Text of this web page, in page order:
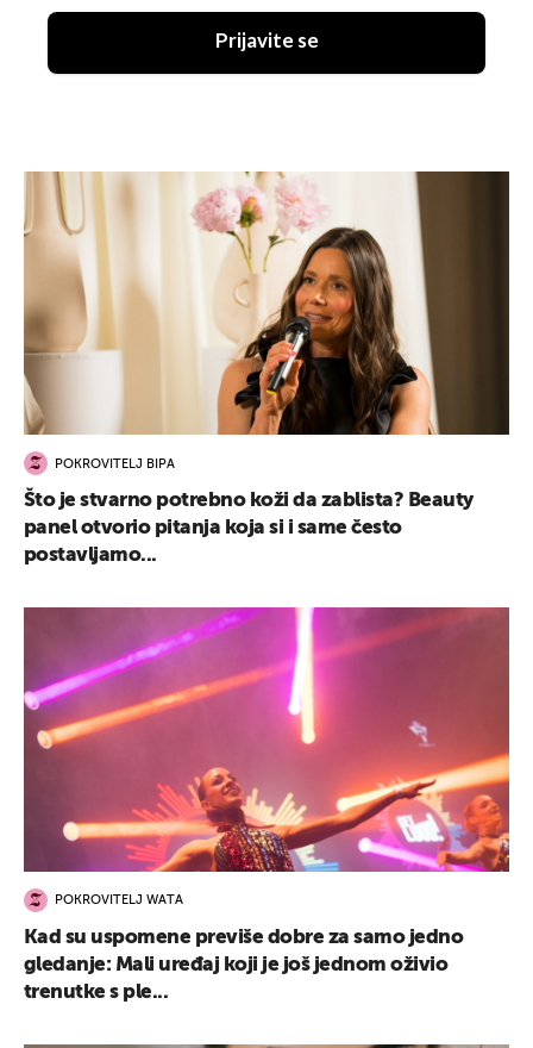
Prijavite se
POKROVITELJ BIPA
Što je stvarno potrebno koži da zablista? Beauty
panel otvorio pitanja koja si i same često
postavljamo...
POKROVITELJ WATA
Kad su uspomene previše dobre za samo jedno
gledanje: Mali uređaj koji je još jednom oživio
trenutke s ple...